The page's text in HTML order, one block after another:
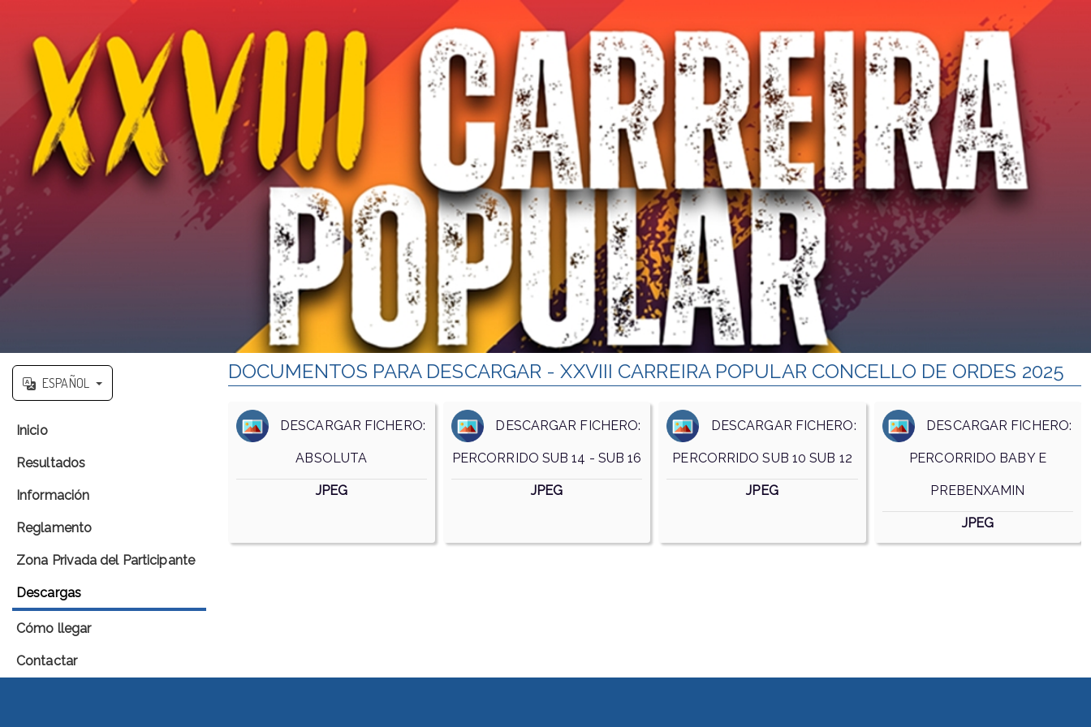
ESPAÑOL
Inicio
Resultados
Información
Reglamento
Zona Privada del Participante
Descargas
Cómo llegar
Contactar
DOCUMENTOS PARA DESCARGAR - XXVIII CARREIRA POPULAR CONCELLO DE ORDES 2025
DESCARGAR FICHERO:
ABSOLUTA
JPEG
DESCARGAR FICHERO:
PERCORRIDO SUB 14 - SUB 16
JPEG
DESCARGAR FICHERO:
PERCORRIDO SUB 10 SUB 12
JPEG
DESCARGAR FICHERO:
PERCORRIDO BABY E
PREBENXAMIN
JPEG